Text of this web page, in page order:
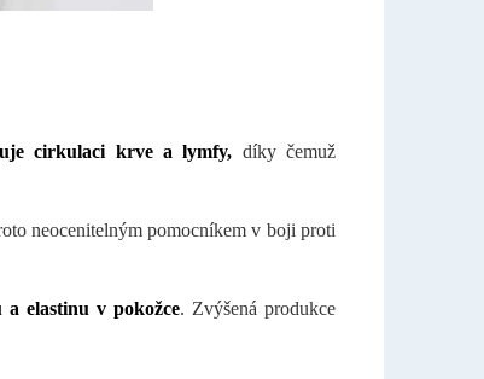
cirkulaci krve a lymfy, díky čemuž
neocenitelným pomocníkem v boji proti
elastinu v pokožce. Zvýšená produkce